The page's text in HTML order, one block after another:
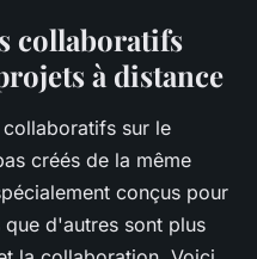
collaboratifs
à distance
sur le
créés de la même
conçus pour
d'autres sont plus